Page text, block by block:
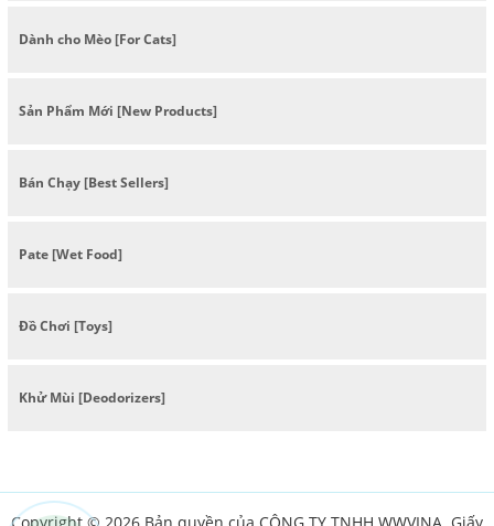
Dành cho Mèo [For Cats]
Sản Phẩm Mới [New Products]
Bán Chạy [Best Sellers]
Pate [Wet Food]
Đồ Chơi [Toys]
Khử Mùi [Deodorizers]